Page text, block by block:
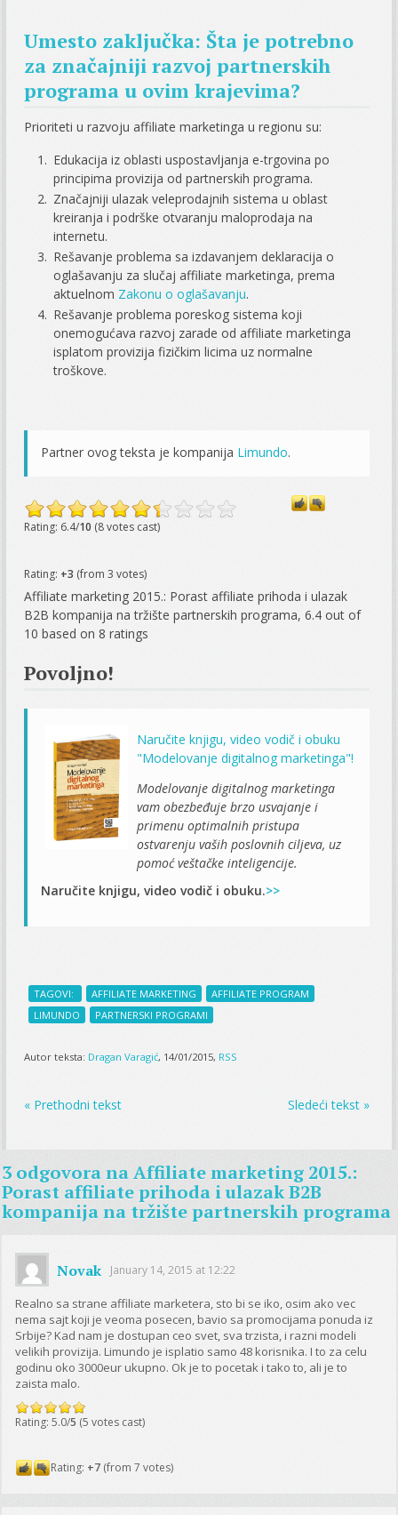
Umesto zaključka: Šta je potrebno
za značajniji razvoj partnerskih
programa u ovim krajevima?
Prioriteti u razvoju affiliate marketinga u regionu su:
Edukacija iz oblasti uspostavljanja e-trgovina po
principima provizija od partnerskih programa.
Značajniji ulazak veleprodajnih sistema u oblast
kreiranja i podrške otvaranju maloprodaja na
internetu.
Rešavanje problema sa izdavanjem deklaracija o
oglašavanju za slučaj affiliate marketinga, prema
aktuelnom Zakonu o oglašavanju.
Rešavanje problema poreskog sistema koji
onemogućava razvoj zarade od affiliate marketinga
isplatom provizija fizičkim licima uz normalne
troškove.
Partner ovog teksta je kompanija Limundo.
Rating: 6.4/10 (8 votes cast)
Rating: +3 (from 3 votes)
Affiliate marketing 2015.: Porast affiliate prihoda i ulazak
B2B kompanija na tržište partnerskih programa,6.4 out of
10 based on8 ratings
Povoljno!
Naručite knjigu, video vodič i obuku
"Modelovanje digitalnog marketinga"!
Modelovanje digitalnog marketinga
vam obezbeđuje brzo usvajanje i
primenu optimalnih pristupa
ostvarenju vaših poslovnih ciljeva, uz
pomoć veštačke inteligencije.
Naručite knjigu, video vodič i obuku.>>
TAGOVI: AFFILIATE MARKETING
AFFILIATE PROGRAM
LIMUNDO
PARTNERSKI PROGRAMI
Autor teksta: Dragan Varagić, 14/01/2015, RSS
« Prethodni tekst Sledeći tekst »
3 odgovora naAffiliate marketing 2015.:
Porast affiliate prihoda i ulazak B2B
kompanija na tržište partnerskih programa
Novak January 14, 2015 at 12:22
Realno sa strane affiliate marketera, sto bi se iko, osim ako vec
nema sajt koji je veoma posecen, bavio sa promocijama ponuda iz
Srbije? Kad nam je dostupan ceo svet, sva trzista, i razni modeli
velikih provizija. Limundo je isplatio samo 48 korisnika. I to za celu
godinu oko 3000eur ukupno. Ok je to pocetak i tako to, ali je to
zaista malo.
Rating: 5.0/5 (5 votes cast)
Rating: +7 (from 7 votes)